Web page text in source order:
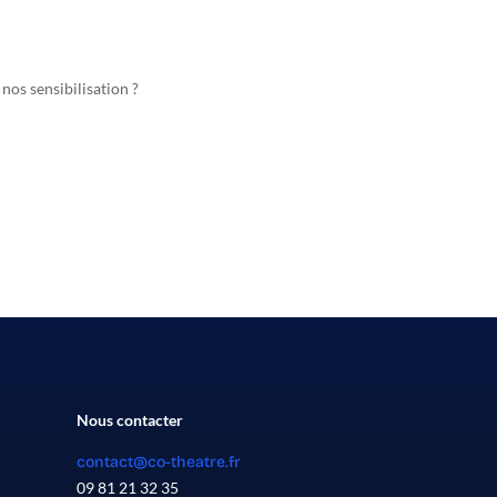
sensibilisation ?
Nous contacter
contact@co-theatre.fr
09 81 21 32 35